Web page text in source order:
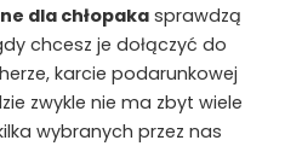
dla chłopaka sprawdzą
chcesz je dołączyć do
karcie podarunkowej
zwykle nie ma zbyt wiele
wybranych przez nas